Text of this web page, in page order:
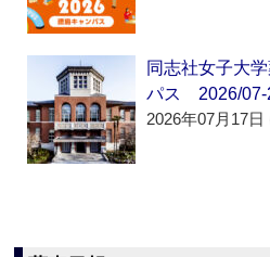
同志社女子大
パス 2026/07-
2026年07月17日